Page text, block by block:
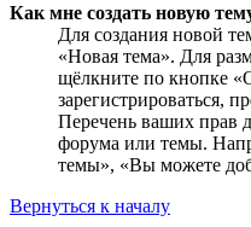
Как мне создать новую
Для создания новой
«Новая тема». Для
щёлкните по кнопке
зарегистрироваться,
Перечень ваших прав
форума или темы.
темы», «Вы можете
Вернуться к началу